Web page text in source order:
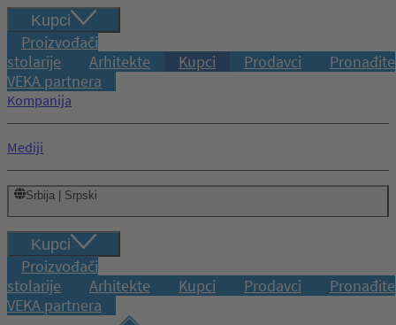
Kupci
Proizvođači
stolarije
Arhitekte Kupci Prodavci
Pronađite
VEKA partnera
Kompanija
Mediji
Srbija | Srpski
Kupci
Proizvođači
stolarije
Arhitekte Kupci Prodavci
Pronađite
VEKA partnera